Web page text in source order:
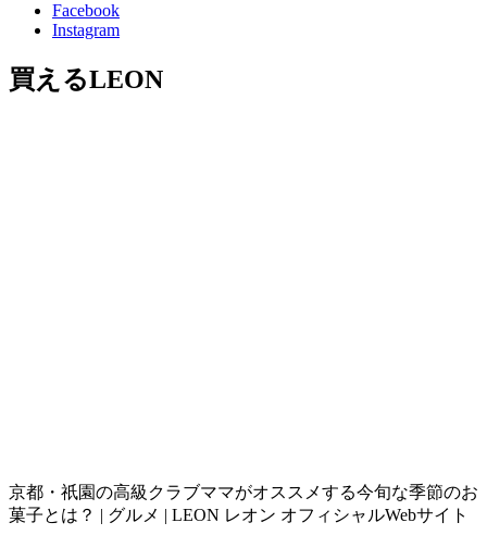
Facebook
Instagram
買えるLEON
京都・祇園の高級クラブママがオススメする今旬な季節のお
菓子とは？ | グルメ | LEON レオン オフィシャルWebサイト